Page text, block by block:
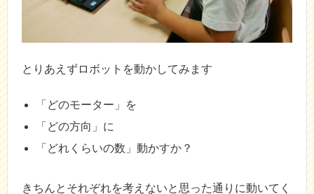
とりあえずロボットを動かしてみます
「どのモーター」を
「どの方向」に
「どれくらいの数」動かすか？
きちんとそれぞれを考えないと思った通りに動いてく